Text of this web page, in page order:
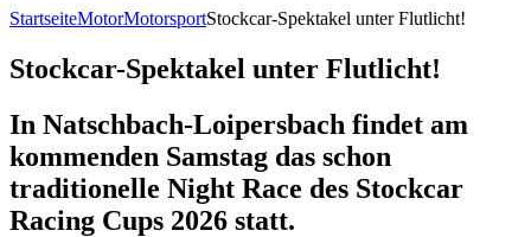
StartseiteMotorMotorsportStockcar-Spektakel unter Flutlicht!
Stockcar-Spektakel unter Flutlicht!
In Natschbach-Loipersbach findet am
kommenden Samstag das schon
traditionelle Night Race des Stockcar
Racing Cups 2026 statt.